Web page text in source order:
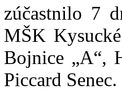
zúčastnilo 7
MŠK
Bojnice „A“,
Piccard Senec.